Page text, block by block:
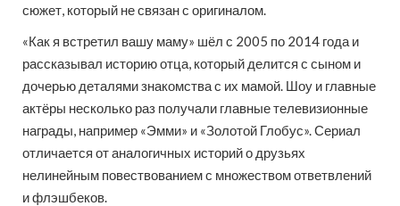
сюжет, который не связан с оригиналом.
«Как я встретил вашу маму» шёл с 2005 по 2014 года и
рассказывал историю отца, который делится с сыном и
дочерью деталями знакомства с их мамой. Шоу и главные
актёры несколько раз получали главные телевизионные
награды, например «Эмми» и «Золотой Глобус». Сериал
отличается от аналогичных историй о друзьях
нелинейным повествованием с множеством ответвлений
и флэшбеков.